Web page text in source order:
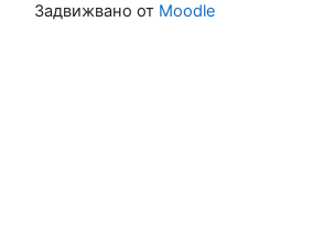
Задвижвано от Moodle